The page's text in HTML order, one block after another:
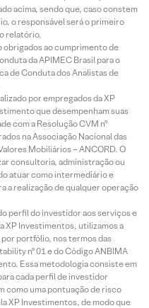
acima, sendo que, caso constem
o responsável será o primeiro
relatório.
obrigados ao cumprimento de
da APIMEC Brasil para o
de Conduta dos Analistas de
por empregados da XP
que desempenham suas
com a Resolução CVM nº
na Associação Nacional das
Mobiliários – ANCORD. O
consultoria, administração ou
atuar como intermediário e
a realização de qualquer operação
perfil do investidor aos serviços e
XP Investimentos, utilizamos a
portfólio, nos termos das
nº 01 e do Código ANBIMA
Essa metodologia consiste em
cada perfil de investidor
como uma pontuação de risco
XP Investimentos, de modo que